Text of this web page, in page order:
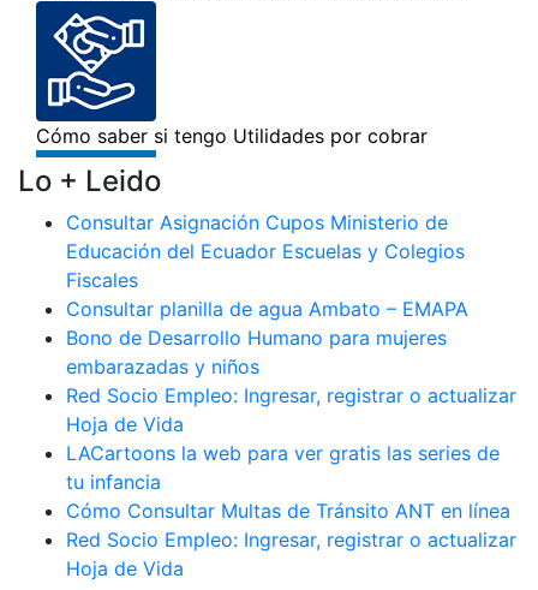
Lo + Leido
Consultar Asignación Cupos Ministerio de
Educación del Ecuador Escuelas y Colegios
Fiscales
Consultar planilla de agua Ambato – EMAPA
Bono de Desarrollo Humano para mujeres
embarazadas y niños
Red Socio Empleo: Ingresar, registrar o actualizar
Hoja de Vida
LACartoons la web para ver gratis las series de
tu infancia
Cómo Consultar Multas de Tránsito ANT en línea
Red Socio Empleo: Ingresar, registrar o actualizar
Hoja de Vida